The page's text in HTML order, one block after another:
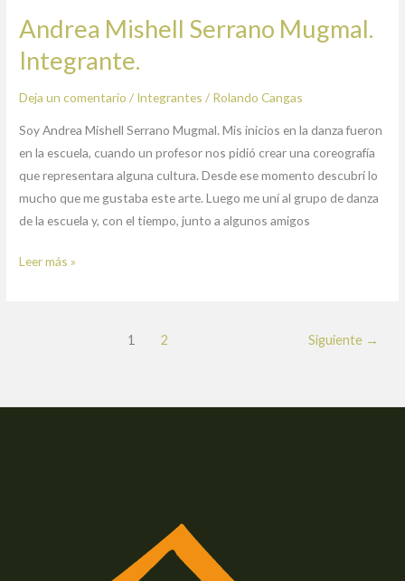
Andrea Mishell Serrano Mugmal.
Integrante.
Deja un comentario / Integrantes / Rolando Cangas
Soy Andrea Mishell Serrano Mugmal. Mis inicios en la danza fueron
en la escuela, cuando un profesor nos pidió crear una coreografía
que representara alguna cultura. Desde ese momento descubrí lo
mucho que me gustaba este arte. Luego me uní al grupo de danza
de la escuela y, con el tiempo, junto a algunos amigos
Leer más »
1 2 Siguiente →